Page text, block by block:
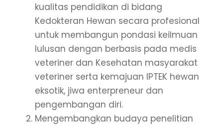
kualitas pendidikan di bidang
Kedokteran Hewan secara profesional
untuk membangun pondasi keilmuan
lulusan dengan berbasis pada medis
veteriner dan Kesehatan masyarakat
veteriner serta kemajuan IPTEK hewan
eksotik, jiwa enterpreneur dan
pengembangan diri.
Mengembangkan budaya penelitian